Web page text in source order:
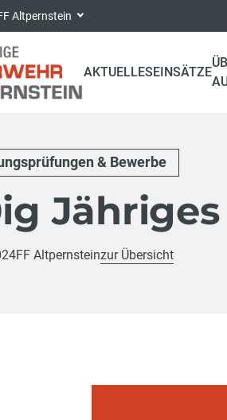
Altpernstein
AKTUELLESEINSÄTZE
& Bewerbe
FF Altpernsteinzur Übersicht